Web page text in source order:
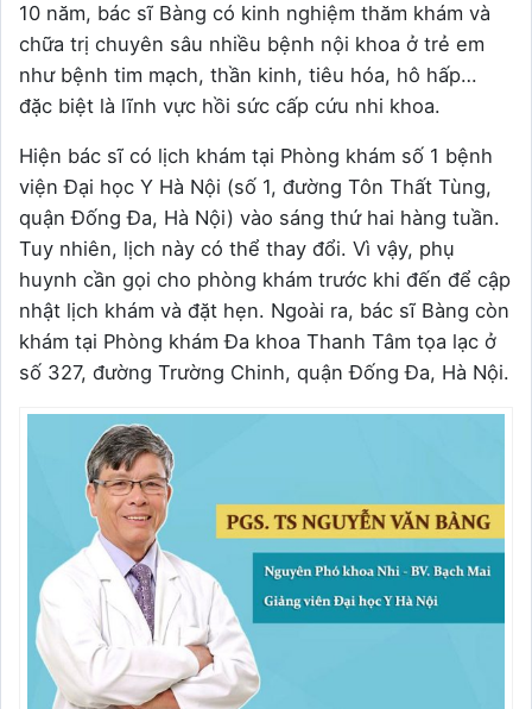
10 năm, bác sĩ Bàng có kinh nghiệm thăm khám và
chữa trị chuyên sâu nhiều bệnh nội khoa ở trẻ em
như bệnh tim mạch, thần kinh, tiêu hóa, hô hấp…
đặc biệt là lĩnh vực hồi sức cấp cứu nhi khoa.
Hiện bác sĩ có lịch khám tại Phòng khám số 1 bệnh
viện Đại học Y Hà Nội (số 1, đường Tôn Thất Tùng,
quận Đống Đa, Hà Nội) vào sáng thứ hai hàng tuần.
Tuy nhiên, lịch này có thể thay đổi. Vì vậy, phụ
huynh cần gọi cho phòng khám trước khi đến để cập
nhật lịch khám và đặt hẹn. Ngoài ra, bác sĩ Bàng còn
khám tại Phòng khám Đa khoa Thanh Tâm tọa lạc ở
số 327, đường Trường Chinh, quận Đống Đa, Hà Nội.